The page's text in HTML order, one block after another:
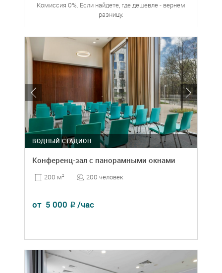
Комиссия 0%. Если найдете, где дешевле - вернем
разницу.
ВОДНЫЙ СТАДИОН
Конференц-зал с панорамными окнами
200 м2 200 человек
от 5 000 ₽ /час